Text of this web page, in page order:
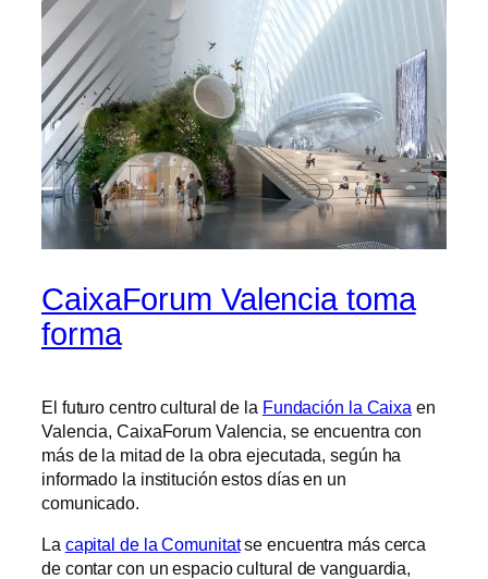
CaixaForum Valencia toma
forma
El futuro centro cultural de la Fundación la Caixa en
Valencia, CaixaForum Valencia, se encuentra con
más de la mitad de la obra ejecutada, según ha
informado la institución estos días en un
comunicado.
La capital de la Comunitatse encuentra más cerca
de contar con un espacio cultural de vanguardia,